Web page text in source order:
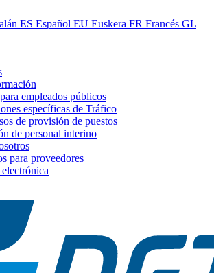
ES Español EU Euskera FR Francés GL
empleados públicos
específicas de Tráfico
de provisión de puestos
de personal interino
para proveedores